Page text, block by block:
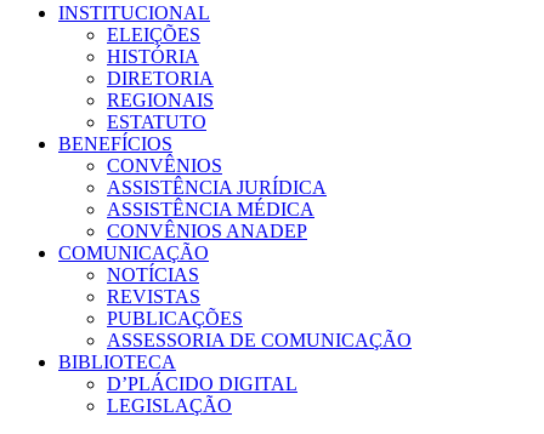
INSTITUCIONAL
ELEIÇÕES
HISTÓRIA
DIRETORIA
REGIONAIS
ESTATUTO
BENEFÍCIOS
CONVÊNIOS
ASSISTÊNCIA JURÍDICA
ASSISTÊNCIA MÉDICA
CONVÊNIOS ANADEP
COMUNICAÇÃO
NOTÍCIAS
REVISTAS
PUBLICAÇÕES
ASSESSORIA DE COMUNICAÇÃO
BIBLIOTECA
D’PLÁCIDO DIGITAL
LEGISLAÇÃO